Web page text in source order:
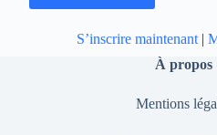
S’inscrire maintenant|
À propos
Mentions